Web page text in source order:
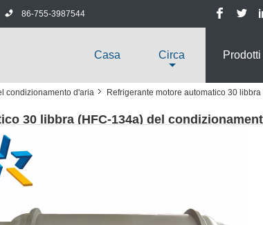
86-755-3987544
Casa Circa Prodotti
condizionamento d'aria
Refrigerante motore automatico 30
30 libbra (HFC-134a) del